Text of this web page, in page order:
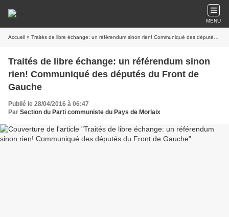
MENU
Accueil » Traités de libre échange: un référendum sinon rien! Communiqué des députés du Front de Gauche
Traités de libre échange: un référendum sinon
rien! Communiqué des députés du Front de
Gauche
Publié le 28/04/2016 à 06:47
Par Section du Parti communiste du Pays de Morlaix